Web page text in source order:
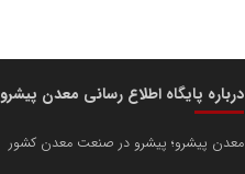
درباره پایگاه اطلاع رسانی معدن پیشرو
معدن پیشرو؛ پیشرو در صنعت معدن کشور